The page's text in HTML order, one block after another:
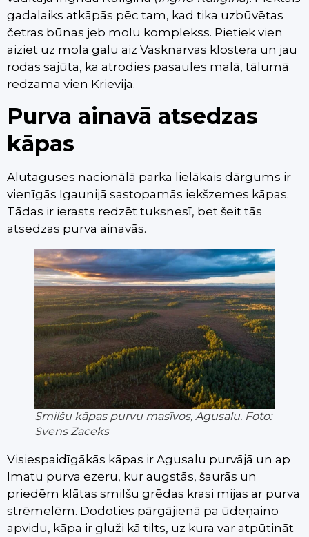
gadalaiks atkāpās pēc tam, kad tika uzbūvētas
četras būnas jeb molu komplekss. Pietiek vien
aiziet uz mola galu aiz Vasknarvas klostera un jau
rodas sajūta, ka atrodies pasaules malā, tālumā
redzama vien Krievija.
Purva ainavā atsedzas
kāpas
Alutaguses nacionālā parka lielākais dārgums ir
vienīgās Igaunijā sastopamās iekšzemes kāpas.
Tādas ir ierasts redzēt tuksnesī, bet šeit tās
atsedzas purva ainavās.
Smilšu kāpas purvu masīvos, Agusalu. Foto:
Svens Zaceks
Visiespaidīgākās kāpas ir Agusalu purvājā un ap
Imatu purva ezeru, kur augstās, šaurās un
priedēm klātas smilšu grēdas krasi mijas ar purva
strēmelēm. Dodoties pārgājienā pa ūdeņaino
apvidu, kāpa ir gluži kā tilts, uz kura var atpūtināt